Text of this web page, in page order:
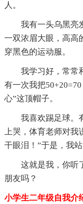
人。
我有一头乌黑亮
一双浓眉大眼，高高
穿黑色的运动服。
我学习好，常常
有一次我把
心”这顶帽子。
我喜欢踢足球。
上哭，体育老师对我
干眼泪！”于是，我
这就是我，你听
朋友吗？
小学生二年级自我介